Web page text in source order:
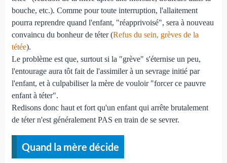
bouche, etc.). Comme pour toute interruption, l'allaitement
pourra reprendre quand l'enfant, "réapprivoisé", sera à nouveau
convaincu du bonheur de téter (Refus du sein, grèves de la
tétée).
Le problème est que, surtout si la "grève" s'éternise un peu,
l'entourage aura tôt fait de l'assimiler à un sevrage initié par
l'enfant, et à culpabiliser la mère de vouloir "forcer ce pauvre
enfant à téter".
Redisons donc haut et fort qu'un enfant qui arrête brutalement
de téter n'est généralement PAS en train de se sevrer.
Quand la mère décide